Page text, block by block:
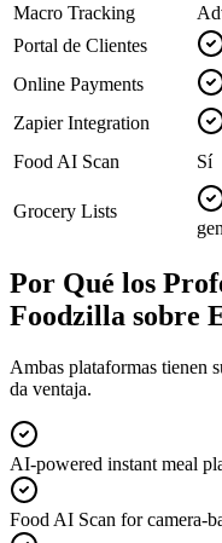
Macro Tracking
Portal de Clientes
Online Payments
Zapier Integration
Food AI Scan
Sí
Grocery Lists
Por Qué los
Foodzilla sobre
Ambas plataformas tienen
da ventaja.
AI-powered instant meal
Food AI Scan for camera-